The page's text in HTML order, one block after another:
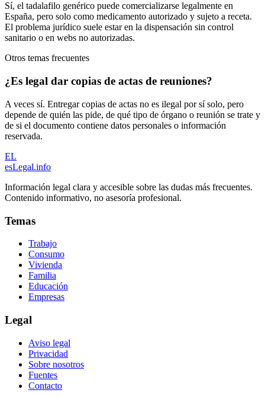
Sí, el tadalafilo genérico puede comercializarse legalmente en
España, pero solo como medicamento autorizado y sujeto a receta.
El problema jurídico suele estar en la dispensación sin control
sanitario o en webs no autorizadas.
Otros temas frecuentes
¿Es legal dar copias de actas de reuniones?
A veces sí. Entregar copias de actas no es ilegal por sí solo, pero
depende de quién las pide, de qué tipo de órgano o reunión se trate y
de si el documento contiene datos personales o información
reservada.
EL
esLegal.info
Información legal clara y accesible sobre las dudas más frecuentes.
Contenido informativo, no asesoría profesional.
Temas
Trabajo
Consumo
Vivienda
Familia
Educación
Empresas
Legal
Aviso legal
Privacidad
Sobre nosotros
Fuentes
Contacto